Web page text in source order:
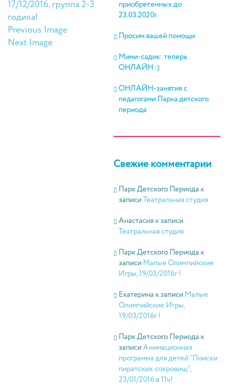
17/12/2016, группа 2-3
годика!
Previous Image
Next Image
приобретенных до
23.03.2020г.
Просим вашей помощи
Мими-садик: теперь
ОНЛАЙН :)
ОНЛАЙН-занятия с
педагогами Парка детского
периода
Свежие комментарии
Парк Детского Периода к
записиТеатральная студия
Анастасияк записи
Театральная студия
Парк Детского Периода к
записиМалые Олимпийские
Игры, 19/03/2016г !
Екатерина к записиМалые
Олимпийские Игры,
19/03/2016г !
Парк Детского Периода к
записиАнимационная
программа для детей “Поиски
пиратских сокровищ”,
23/01/2016 в 11ч!